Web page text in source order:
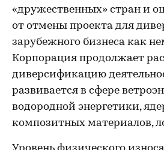
«дружественных» стран и
от отмены проекта для
зарубежного бизнеса как
Корпорация продолжает
диверсификацию
развивается в сфере
водородной энергетики,
композитных материалов,